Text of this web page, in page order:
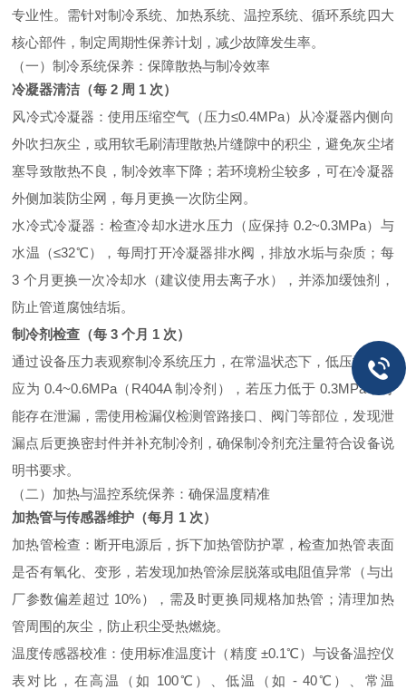
专业性。需针对制冷系统、加热系统、温控系统、循环系统四大
核心部件，制定周期性保养计划，减少故障发生率。
（一）制冷系统保养：保障散热与制冷效率
冷凝器清洁（每 2 周 1 次）
风冷式冷凝器：使用压缩空气（压力≤0.4MPa）从冷凝器内侧向
外吹扫灰尘，或用软毛刷清理散热片缝隙中的积尘，避免灰尘堵
塞导致散热不良，制冷效率下降；若环境粉尘较多，可在冷凝器
外侧加装防尘网，每月更换一次防尘网。
水冷式冷凝器：检查冷却水进水压力（应保持 0.2~0.3MPa）与
水温（≤32℃），每周打开冷凝器排水阀，排放水垢与杂质；每
3 个月更换一次冷却水（建议使用去离子水），并添加缓蚀剂，
防止管道腐蚀结垢。
制冷剂检查（每 3 个月 1 次）
通过设备压力表观察制冷系统压力，在常温状态下，低压端压力
应为 0.4~0.6MPa（R404A 制冷剂），若压力低于 0.3MPa，可
能存在泄漏，需使用检漏仪检测管路接口、阀门等部位，发现泄
漏点后更换密封件并补充制冷剂，确保制冷剂充注量符合设备说
明书要求。
（二）加热与温控系统保养：确保温度精准
加热管与传感器维护（每月 1 次）
加热管检查：断开电源后，拆下加热管防护罩，检查加热管表面
是否有氧化、变形，若发现加热管涂层脱落或电阻值异常（与出
厂参数偏差超过 10%），需及时更换同规格加热管；清理加热
管周围的灰尘，防止积尘受热燃烧。
温度传感器校准：使用标准温度计（精度 ±0.1℃）与设备温控仪
表对比，在高温（如 100℃）、低温（如 - 40℃）、常温